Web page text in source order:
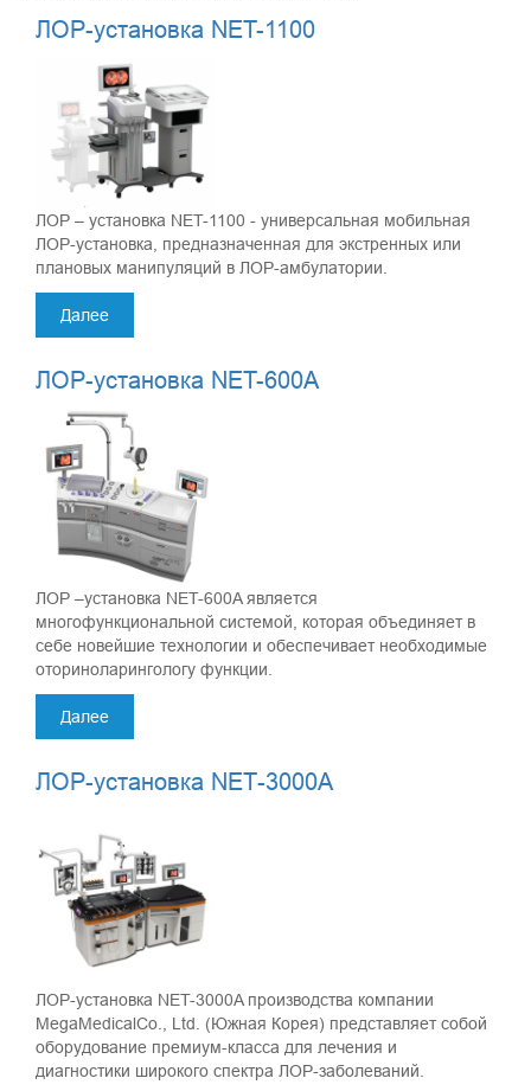
ЛОР-установка NET-1100
ЛОР – установка NET-1100 - универсальная мобильная
ЛОР-установка, предназначенная для экстренных или
плановых манипуляций в ЛОР-амбулатории.
Далее
ЛОР-установка NET-600A
ЛОР –установка NET-600A является
многофункциональной системой, которая объединяет в
себе новейшие технологии и обеспечивает необходимые
оториноларингологу функции.
Далее
ЛОР-установка NEТ-3000А
ЛОР-установка NET-3000A производства компании
MegaMedicalCo., Ltd. (Южная Корея) представляет собой
оборудование премиум-класса для лечения и
диагностики широкого спектра ЛОР-заболеваний.